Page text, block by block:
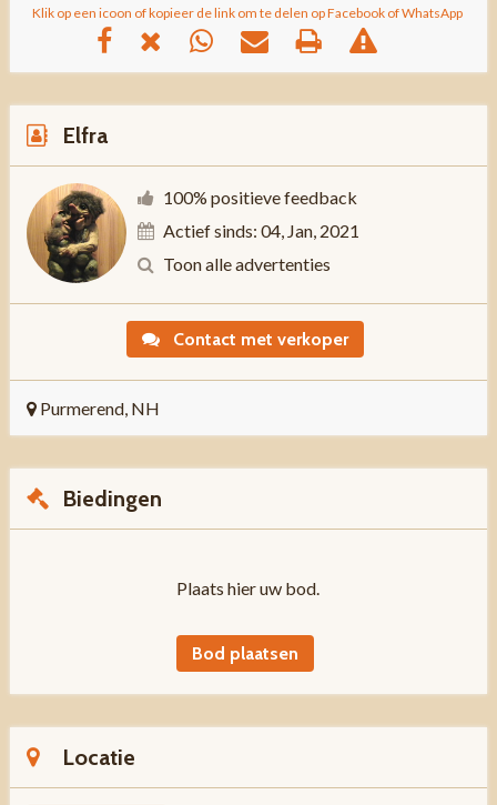
Klik op een icoon of kopieer de link om te delen op Facebook of WhatsApp
Elfra
100% positieve feedback
Actief sinds: 04, Jan, 2021
Toon alle advertenties
Contact met verkoper
Purmerend, NH
Biedingen
Plaats hier uw bod.
Bod plaatsen
Locatie